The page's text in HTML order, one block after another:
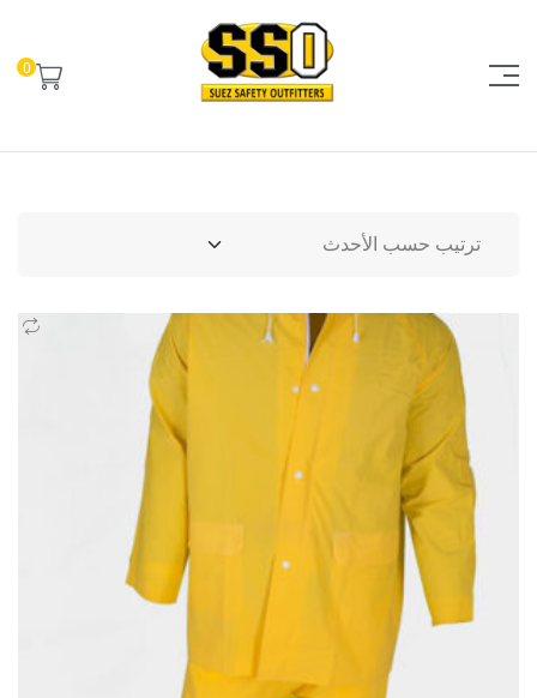
السويس
لمهمات
السلامة
المهنية
0